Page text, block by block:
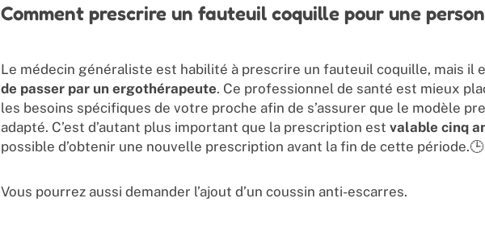
Comment prescrire un fauteuil coquille pour une
Le médecin généraliste est habilité à prescrire un fauteuil coquille, mais il
de passer par un ergothérapeute. Ce professionnel de santé est mieux
les besoins spécifiques de votre proche afin de s’assurer que le modèle
adapté. C’est d’autant plus important que la prescription est valable cinq
possible d’obtenir une nouvelle prescription avant la fin de cette période.🕒
Vous pourrez aussi demander l’ajout d’un coussin anti-escarres.